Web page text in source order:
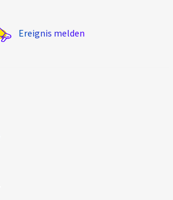
Ereignis melden